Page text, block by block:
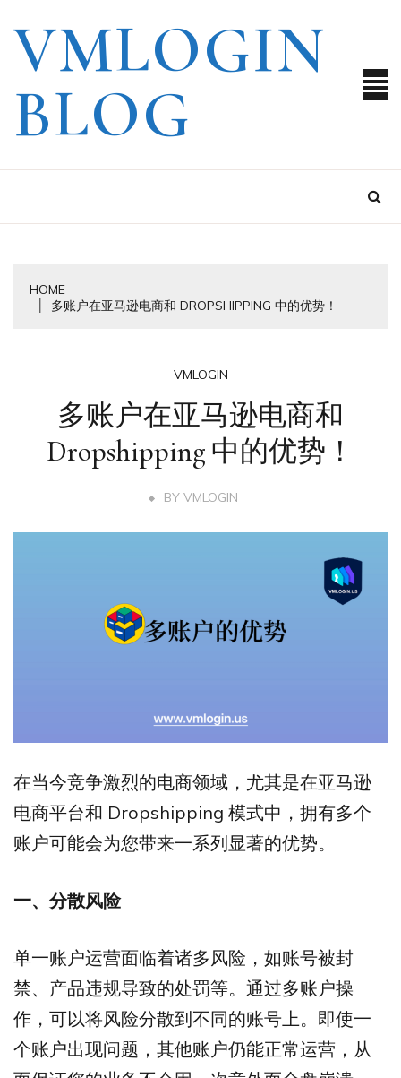
content
VMLOGIN
BLOG
HOME
多账户在亚马逊电商和 DROPSHIPPING 中的优势！
VMLOGIN
多账户在亚马逊电商和
Dropshipping 中的优势！
BY VMLOGIN
在当今竞争激烈的电商领域，尤其是在亚马逊
电商平台和 Dropshipping 模式中，拥有多个
账户可能会为您带来一系列显著的优势。
一、分散风险
单一账户运营面临着诸多风险，如账号被封
禁、产品违规导致的处罚等。通过多账户操
作，可以将风险分散到不同的账号上。即使一
个账户出现问题，其他账户仍能正常运营，从